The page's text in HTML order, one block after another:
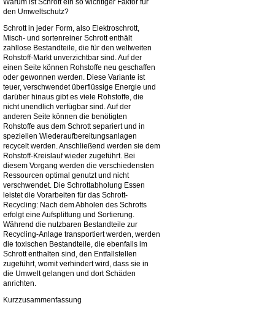
Warum ist Schrott ein so wichtiger Faktor für
den Umweltschutz?
Schrott in jeder Form, also Elektroschrott,
Misch- und sortenreiner Schrott enthält
zahllose Bestandteile, die für den weltweiten
Rohstoff-Markt unverzichtbar sind. Auf der
einen Seite können Rohstoffe neu geschaffen
oder gewonnen werden. Diese Variante ist
teuer, verschwendet überflüssige Energie und
darüber hinaus gibt es viele Rohstoffe, die
nicht unendlich verfügbar sind. Auf der
anderen Seite können die benötigten
Rohstoffe aus dem Schrott separiert und in
speziellen Wiederaufbereitungsanlagen
recycelt werden. Anschließend werden sie dem
Rohstoff-Kreislauf wieder zugeführt. Bei
diesem Vorgang werden die verschiedensten
Ressourcen optimal genutzt und nicht
verschwendet. Die Schrottabholung Essen
leistet die Vorarbeiten für das Schrott-
Recycling: Nach dem Abholen des Schrotts
erfolgt eine Aufsplittung und Sortierung.
Während die nutzbaren Bestandteile zur
Recycling-Anlage transportiert werden, werden
die toxischen Bestandteile, die ebenfalls im
Schrott enthalten sind, den Entfallstellen
zugeführt, womit verhindert wird, dass sie in
die Umwelt gelangen und dort Schäden
anrichten.
Kurzzusammenfassung